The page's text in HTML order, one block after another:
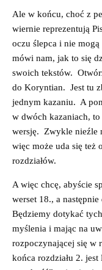
Ale w końcu, choć z
wiernie reprezentują
oczu ślepca i nie
mówi nam, jak to się
swoich tekstów.
do Koryntian. Jest tu
jednym kazaniu. A
w dwóch kazaniach,
wersję. Zwykle nieźle
więc może uda się też
rozdziałów.
A więc chcę, abyście
werset 18., a
Będziemy dotykać
myślenia i mając na
rozpoczynającej się w
końca rozdziału 2.